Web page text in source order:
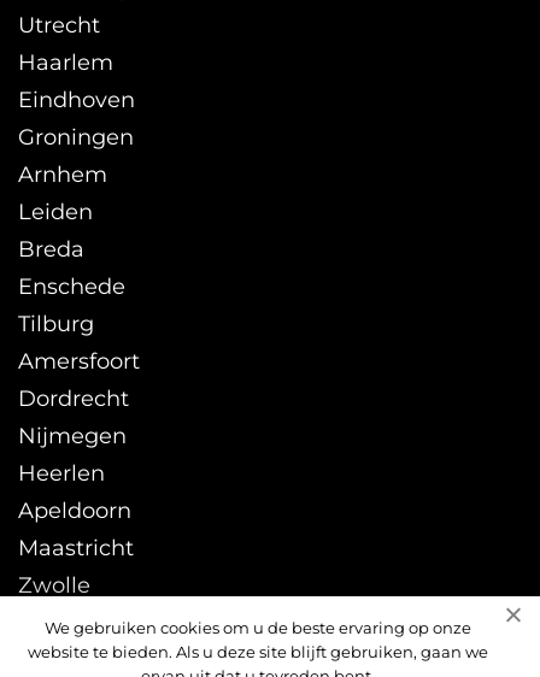
We gebruiken cookies om u de beste ervaring op onze
website te bieden. Als u deze site blijft gebruiken, gaan we
Utrecht
Haarlem
Eindhoven
Groningen
Arnhem
Leiden
Breda
Enschede
Tilburg
Amersfoort
Dordrecht
Nijmegen
Heerlen
Apeldoorn
Maastricht
Zwolle
Leeuwarden
Sittard